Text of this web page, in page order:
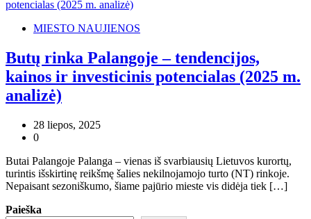
MIESTO NAUJIENOS
Butų rinka Palangoje – tendencijos,
kainos ir investicinis potencialas (2025 m.
analizė)
28 liepos, 2025
0
Butai Palangoje Palanga – vienas iš svarbiausių Lietuvos kurortų,
turintis išskirtinę reikšmę šalies nekilnojamojo turto (NT) rinkoje.
Nepaisant sezoniškumo, šiame pajūrio mieste vis didėja tiek […]
Paieška